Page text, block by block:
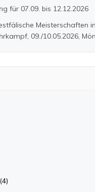
für 07.09. bis 12.12.2026
Meisterschaften
09./10.05.2026,
(4)